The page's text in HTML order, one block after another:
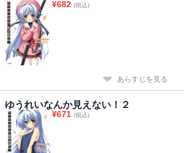
¥682 (税込)
あらすじを見る
ゆうれいなんか見えない！２
¥671 (税込)